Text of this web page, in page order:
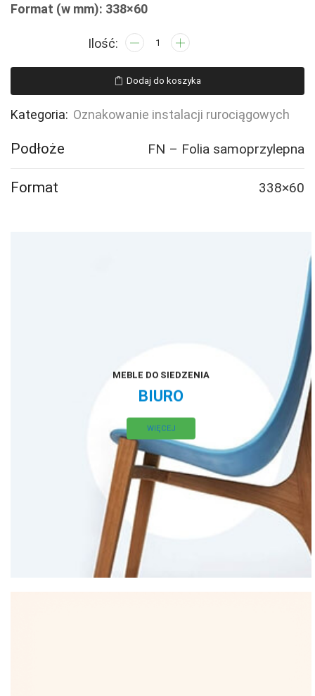
Format (w mm): 338×60
ilość
PRZEWÓD
DOPROW.
SUBS.
Dodaj do koszyka
Kategoria: Oznakowanie instalacji rurociągowych
Podłoże FN – Folia samoprzylepna
Format 338×60
MEBLE DO SIEDZENIA
BIURO
WIĘCEJ